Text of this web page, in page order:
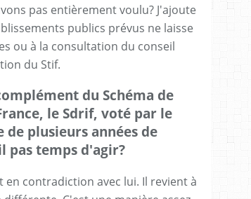
pas entièrement voulu? J'ajoute
publics prévus ne laisse
ou à la consultation du conseil
du Stif.
du Schéma de
le Sdrif, voté par le
plusieurs années de
pas temps d'agir?
en contradiction avec lui. Il revient à